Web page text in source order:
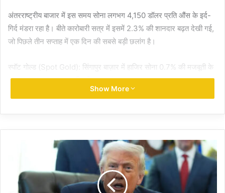
अंतरराष्ट्रीय बाजार में इस समय सोना लगभग 4,150 डॉलर प्रति औंस के इर्द-
गिर्द मंडरा रहा है। बीते कारोबारी सत्र में इसमें 2.3% की शानदार बढ़त देखी गई,
जो पिछले तीन सप्ताह में एक दिन की सबसे बड़ी छलांग है।
स्पॉट गोल्ड (Spot Gold): सिंगापुर बाज़ार में हाजिर सोना 0.7% की मजबूती के
साथ 4,151.48 डॉलर प्रति औंस पर पहुंच गया।
कि चांदी पिछले तीन सत्रों में पहले ही लगभग 5% मजबूत हो चुकी है।
डॉलर इंडेक्स: ब्लूमबर्ग डॉलर स्पॉट इंडेक्स में पिछले सत्र की 0.5% की गिरावट के
बाद अब मामूली रिकवरी देखी जा रही है।
Show More